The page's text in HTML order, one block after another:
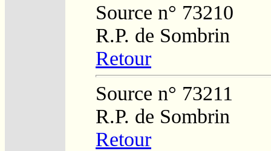
Source n° 73210
R.P. de Sombrin
Retour
Source n° 73211
R.P. de Sombrin
Retour